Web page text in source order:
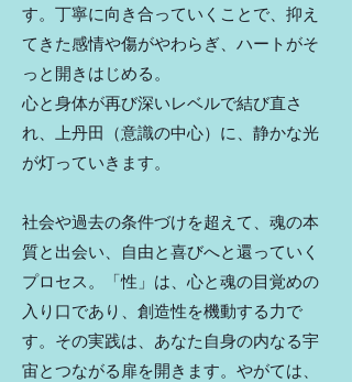
す。丁寧に向き合っていくことで、抑え
てきた感情や傷がやわらぎ、ハートがそ
っと開きはじめる。
心と身体が再び深いレベルで結び直さ
れ、上丹田（意識の中心）に、静かな光
が灯っていきます。
社会や過去の条件づけを超えて、魂の本
質と出会い、自由と喜びへと還っていく
プロセス。「性」は、心と魂の目覚めの
入り口であり、創造性を機動する力で
す。その実践は、あなた自身の内なる宇
宙とつながる扉を開きます。やがては、